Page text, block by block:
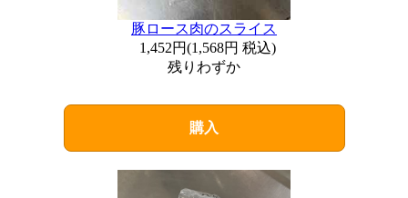
豚ロース肉のスライス
1,452円(1,568円 税込)
残りわずか
購入